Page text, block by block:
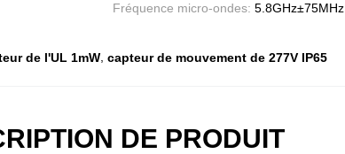
Fréquence micro-ondes: 5.8GHz±75MHz
de l'UL 1mW capteur de mouvement de 277V IP65
DE PRODUIT